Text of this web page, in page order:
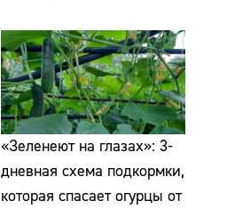
«Зеленеют на глазах»: 3-
дневная схема подкормки,
которая спасает огурцы от